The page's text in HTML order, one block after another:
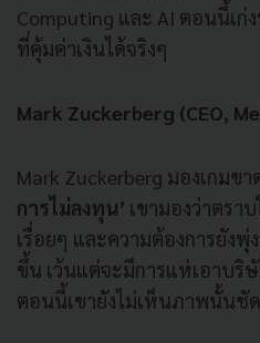
Computing และ AI ตอนนี้เ
ที่คุ้มค่าเงินได้จริงๆ
Mark Zuckerberg (CEO,
Mark Zuckerberg มองเกมขา
การไม่ลงทุน’ เขามองว่าตรา
เรื่อยๆ และความต้องการยังพุ่
ขึ้น เว้นแต่จะมีการแห่เอาบริ
ตอนนี้เขายังไม่เห็นภาพนั้นชั